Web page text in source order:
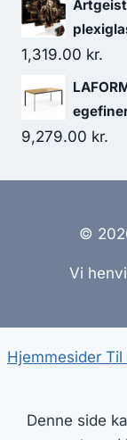
1,319.00 kr.
9,279.00 kr.
©
Vi
Hjemmesider Til
Denne side